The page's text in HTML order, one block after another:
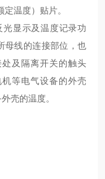
温度）贴片。
显示及温度记录功
母线的连接部位，也
及隔离开关的触头
机等电气设备的外壳
壳的温度。